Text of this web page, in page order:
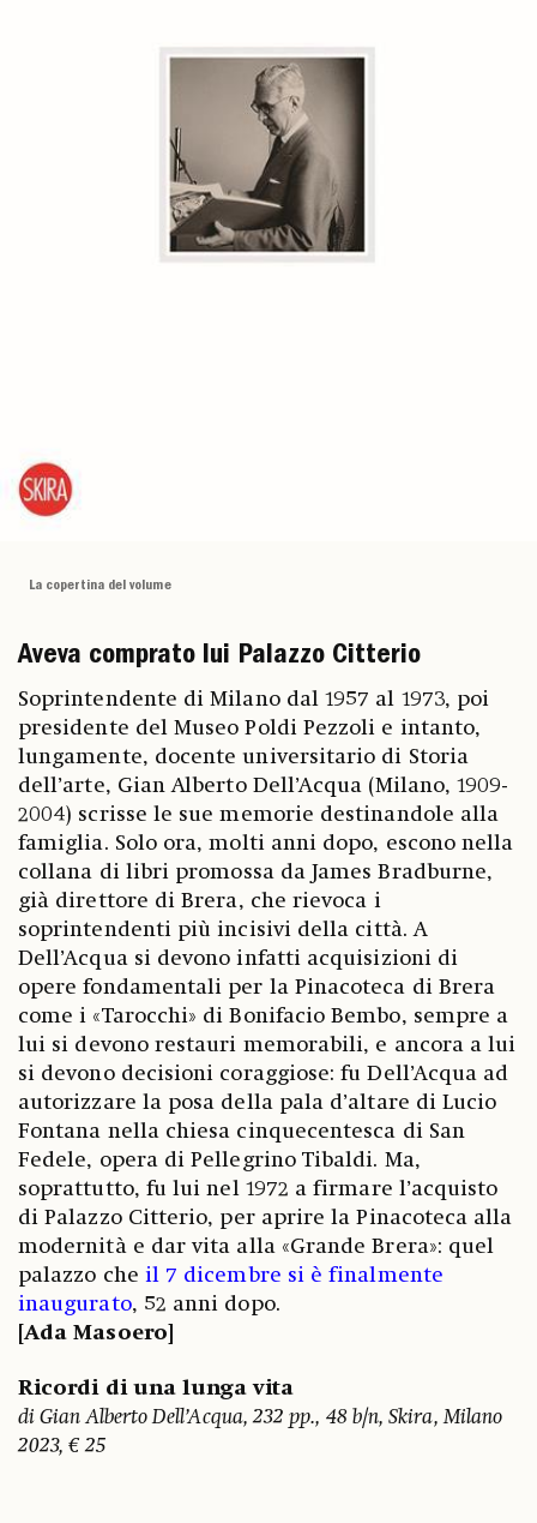
La copertina del volume
Aveva comprato lui Palazzo Citterio
Soprintendente di Milano dal 1957 al 1973, poi
presidente del Museo Poldi Pezzoli e intanto,
lungamente, docente universitario di Storia
dell’arte, Gian Alberto Dell’Acqua (Milano, 1909-
2004) scrisse le sue memorie destinandole alla
famiglia. Solo ora, molti anni dopo, escono nella
collana di libri promossa da James Bradburne,
già direttore di Brera, che rievoca i
soprintendenti più incisivi della città. A
Dell’Acqua si devono infatti acquisizioni di
opere fondamentali per la Pinacoteca di Brera
come i «Tarocchi» di Bonifacio Bembo, sempre a
lui si devono restauri memorabili, e ancora a lui
si devono decisioni coraggiose: fu Dell’Acqua ad
autorizzare la posa della pala d’altare di Lucio
Fontana nella chiesa cinquecentesca di San
Fedele, opera di Pellegrino Tibaldi. Ma,
soprattutto, fu lui nel 1972 a firmare l’acquisto
di Palazzo Citterio, per aprire la Pinacoteca alla
modernità e dar vita alla «Grande Brera»: quel
palazzo che il 7 dicembre si è finalmente
inaugurato, 52 anni dopo.
[Ada Masoero]
Ricordi di una lunga vita
di Gian Alberto Dell’Acqua, 232 pp., 48 b/n, Skira, Milano
2023, € 25